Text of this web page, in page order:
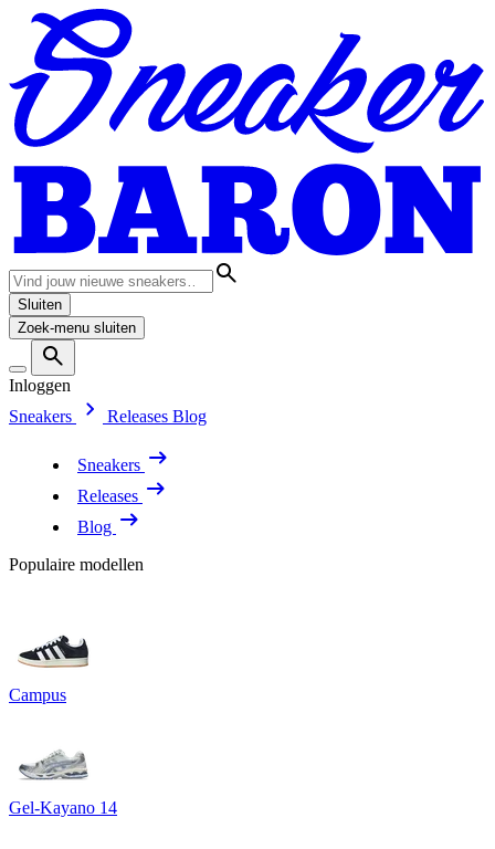
Sluiten
Zoek-menu sluiten
Inloggen
Sneakers
Releases Blog
Sneakers
Releases
Blog
Populaire modellen
Campus
Gel-Kayano 14